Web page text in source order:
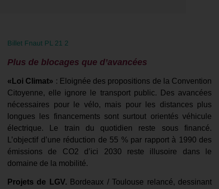
Billet Fnaut PL 21 2
Plus de blocages que d’avancées
«Loi Climat» : Eloignée des propositions de la Convention
Citoyenne, elle ignore le transport public. Des avancées
nécessaires pour le vélo, mais pour les distances plus
longues les financements sont surtout orientés véhicule
électrique.
Le train du quotidien reste sous financé.
L’objectif d’une réduction de 55 % par rapport à 1990 des
émissions de CO2 d’ici 2030 reste illusoire dans le
domaine de la mobilité.
Projets de LGV. Bordeaux / Toulouse relancé, dessinant